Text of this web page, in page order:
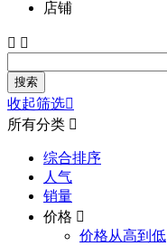
店铺
 
搜索
收起筛选
所有分类 
综合排序
人气
销量
价格 
价格从高到低